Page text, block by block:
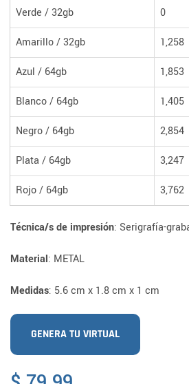
Verde / 32gb 0
Amarillo / 32gb 1,258
Azul / 64gb 1,853
Blanco / 64gb 1,405
Negro / 64gb 2,854
Plata / 64gb 3,247
Rojo / 64gb 3,762
Técnica/s de impresión: Serigrafía-
Material: METAL
Medidas: 5.6 cm x 1.8 cm x 1 cm
GENERA TU VIRTUAL
Precio